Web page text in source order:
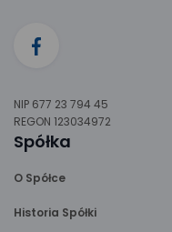
NIP 677 23 794 45
REGON 123034972
Spółka
O Spółce
Historia Spółki